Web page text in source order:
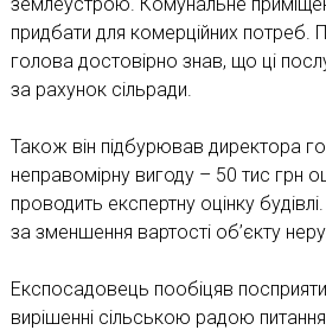
придбати для комерційних потреб.
голова достовірно знав, що ці
за рахунок сільради.
Також він підбурював директора
неправомірну вигоду – 50 тис грн
проводить експертну оцінку
за зменшення вартості об’єкту
Експосадовець пообіцяв
вирішенні сільською радою